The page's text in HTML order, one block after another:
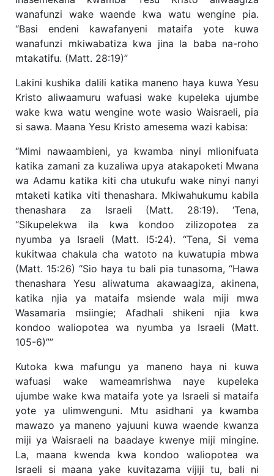
wanafunzi wake waende kwa watu wengine pia.
“Basi endeni kawafanyeni mataifa yote kuwa
wanafunzi mkiwabatiza kwa jina la baba na-roho
mtakatifu. (Matt. 28:19)”
Lakini kushika dalili katika maneno haya kuwa Yesu
Kristo aliwaamuru wafuasi wake kupeleka ujumbe
wake kwa watu wengine wote wasio Waisraeli, pia
si sawa. Maana Yesu Kristo amesema wazi kabisa:
“Mimi nawaambieni, ya kwamba ninyi mlionifuata
katika zamani za kuzaliwa upya atakapoketi Mwana
wa Adamu katika kiti cha utukufu wake ninyi nanyi
mtaketi katika viti thenashara. Mkiwahukumu kabila
thenashara za Israeli (Matt. 28:19). ‘Tena,
“Sikupelekwa ila kwa kondoo zilizopotea za
nyumba ya Israeli (Matt. l5:24). “Tena, Si vema
kukitwaa chakula cha watoto na kuwatupia mbwa
(Matt. 15:26) “Sio haya tu bali pia tunasoma, “Hawa
thenashara Yesu aliwatuma akawaagiza, akinena,
katika njia ya mataifa msiende wala miji mwa
Wasamaria msiingie; Afadhali shikeni njia kwa
kondoo waliopotea wa nyumba ya Israeli (Matt.
105-6)””
Kutoka kwa mafungu ya maneno haya ni kuwa
wafuasi wake wameamrishwa naye kupeleka
ujumbe wake kwa mataifa yote ya Israeli si mataifa
yote ya ulimwenguni. Mtu asidhani ya kwamba
mawazo ya maneno yajuuni kuwa waende kwanza
miji ya Waisraeli na baadaye kwenye miji mingine.
La, maana kwenda kwa kondoo waliopotea wa
Israeli si maana yake kuvitazama vijiji tu, bali ni